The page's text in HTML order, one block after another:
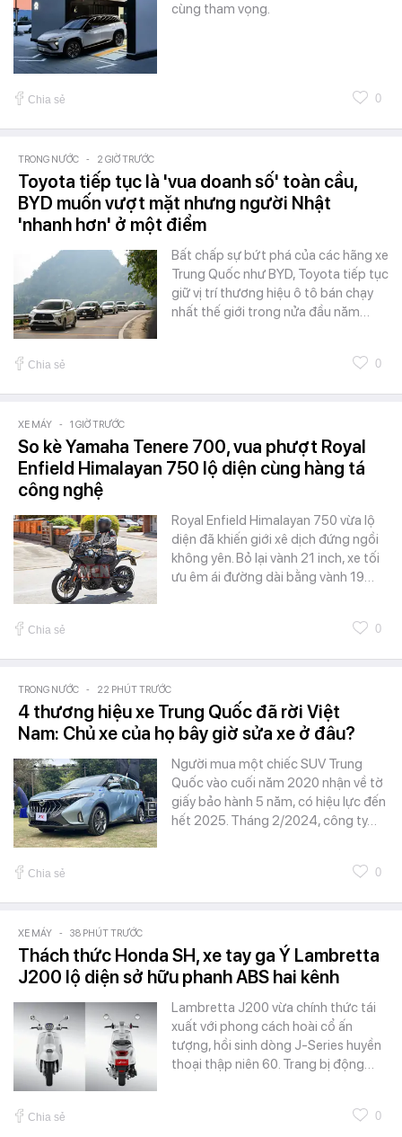
cùng tham vọng.
Chia sẻ 0
TRONG NƯỚC - 2 GIỜ TRƯỚC
Toyota tiếp tục là 'vua doanh số' toàn cầu,
BYD muốn vượt mặt nhưng người Nhật
'nhanh hơn' ở một điểm
Bất chấp sự bứt phá của các hãng xe
Trung Quốc như BYD, Toyota tiếp tục
giữ vị trí thương hiệu ô tô bán chạy
nhất thế giới trong nửa đầu năm…
Chia sẻ 0
XE MÁY - 1 GIỜ TRƯỚC
So kè Yamaha Tenere 700, vua phượt Royal
Enfield Himalayan 750 lộ diện cùng hàng tá
công nghệ
Royal Enfield Himalayan 750 vừa lộ
diện đã khiến giới xê dịch đứng ngồi
không yên. Bỏ lại vành 21 inch, xe tối
ưu êm ái đường dài bằng vành 19…
Chia sẻ 0
TRONG NƯỚC - 22 PHÚT TRƯỚC
4 thương hiệu xe Trung Quốc đã rời Việt
Nam: Chủ xe của họ bây giờ sửa xe ở đâu?
Người mua một chiếc SUV Trung
Quốc vào cuối năm 2020 nhận về tờ
giấy bảo hành 5 năm, có hiệu lực đến
hết 2025. Tháng 2/2024, công ty…
Chia sẻ 0
XE MÁY - 38 PHÚT TRƯỚC
Thách thức Honda SH, xe tay ga Ý Lambretta
J200 lộ diện sở hữu phanh ABS hai kênh
Lambretta J200 vừa chính thức tái
xuất với phong cách hoài cổ ấn
tượng, hồi sinh dòng J-Series huyền
thoại thập niên 60. Trang bị động…
Chia sẻ 0